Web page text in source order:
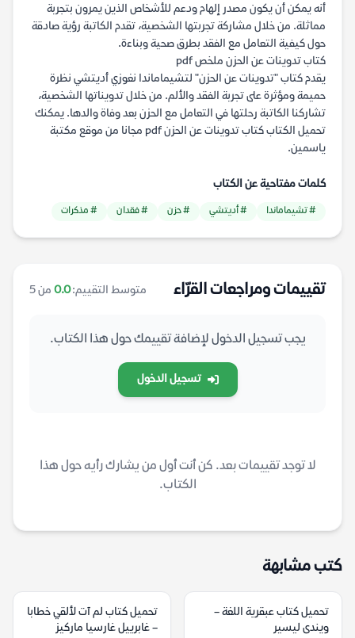
أنه يمكن أن يكون مصدر إلهام ودعم للأشخاص الذين يمرون بتجربة
مماثلة. من خلال مشاركة تجربتها الشخصية، تقدم الكاتبة رؤية صادقة
حول كيفية التعامل مع الفقد بطرق صحية وبناءة.
كتاب تدوينات عن الحزن ملخص pdf
يقدم كتاب "تدوينات عن الحزن" لتشيماماندا نغوزي أديتشي نظرة
حميمة ومؤثرة على تجربة الفقد والألم. من خلال تدويناتها الشخصية،
تشاركنا الكاتبة رحلتها في التعامل مع الحزن بعد وفاة والدها. يمكنك
تحميل الكتاب كتاب تدوينات عن الحزن pdf مجانا من موقع مكتبة
ياسمين.
كلمات مفتاحية عن الكتاب
# تشيماماندا # أديتشي # حزن # فقدان # مذكرات
تقييمات ومراجعات القرّاء متوسط التقييم:0.0 من 5
يجب تسجيل الدخول لإضافة تقييمك حول هذا الكتاب.
تسجيل الدخول
لا توجد تقييمات بعد. كن أنت أول من يشارك رأيه حول هذا
الكتاب.
كتب مشابهة
تحميل كتاب عبقرية اللغة –
ويندى ليسير
تحميل كتاب لم آت لألقي خطابا
– غابرييل غارسيا ماركيز